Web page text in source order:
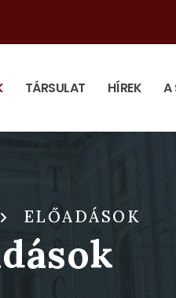
TÁRSULAT HÍREK A
ELŐADÁSOK